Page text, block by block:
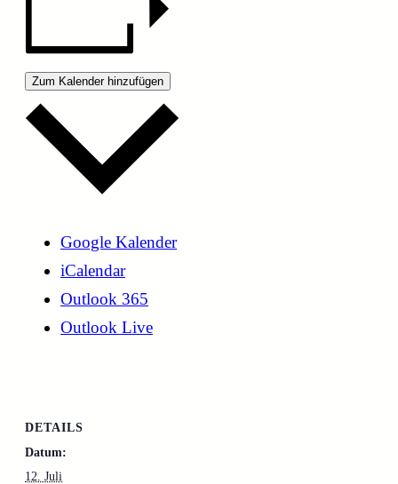
Zum Kalender hinzufügen
Google Kalender
iCalendar
Outlook 365
Outlook Live
DETAILS
Datum:
12. Juli